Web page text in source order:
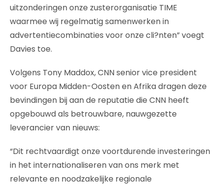
uitzonderingen onze zusterorganisatie TIME
waarmee wij regelmatig samenwerken in
advertentiecombinaties voor onze cli?nten” voegt
Davies toe.
Volgens Tony Maddox, CNN senior vice president
voor Europa Midden-Oosten en Afrika dragen deze
bevindingen bij aan de reputatie die CNN heeft
opgebouwd als betrouwbare, nauwgezette
leverancier van nieuws:
“Dit rechtvaardigt onze voortdurende investeringen
in het internationaliseren van ons merk met
relevante en noodzakelijke regionale